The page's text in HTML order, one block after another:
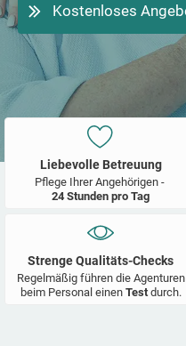
Kostenloses
Liebevolle Betreuung
Pflege Ihrer Angehörigen -
24 Stunden pro Tag
Strenge Qualitäts-Checks
Regelmäßig führen die Agenturen
beim Personal einen Test durch.